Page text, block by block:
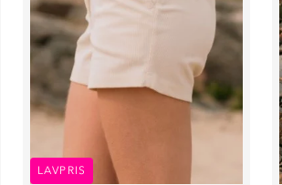
LAVPRIS